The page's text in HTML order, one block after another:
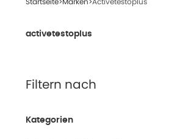
activetestoplus
Filtern nach
Kategorien